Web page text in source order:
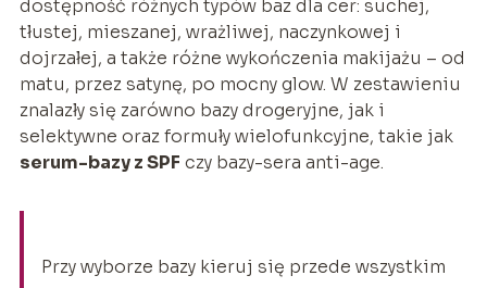
dostępność różnych typów baz dla cer: suchej,
tłustej, mieszanej, wrażliwej, naczynkowej i
dojrzałej, a także różne wykończenia makijażu – od
matu, przez satynę, po mocny glow. W zestawieniu
znalazły się zarówno bazy drogeryjne, jak i
selektywne oraz formuły wielofunkcyjne, takie jak
serum-bazy z SPF czy bazy-sera anti-age.
Przy wyborze bazy kieruj się przede wszystkim